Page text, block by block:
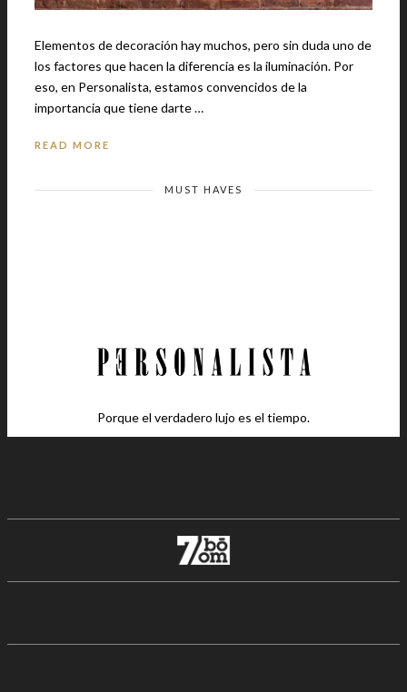
Elementos de decoración hay muchos, pero sin duda uno de
los factores que hacen la diferencia es la iluminación. Por
eso, en Personalista, estamos convencidos de la
importancia que tiene darte …
READ MORE
MUST HAVES
Porque el verdadero lujo es el tiempo.